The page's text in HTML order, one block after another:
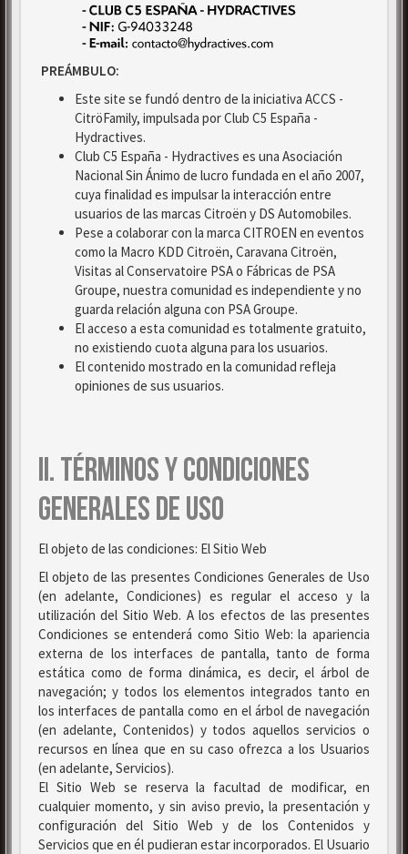
PREÁMBULO:
Este site se fundó dentro de la iniciativa ACCS -
CitröFamily, impulsada por Club C5 España -
Hydractives.
Club C5 España - Hydractives es una Asociación
Nacional Sin Ánimo de lucro fundada en el año 2007,
cuya finalidad es impulsar la interacción entre
usuarios de las marcas Citroën y DS Automobiles.
Pese a colaborar con la marca CITROEN en eventos
como la Macro KDD Citroën, Caravana Citroën,
Visitas al Conservatoire PSA o Fábricas de PSA
Groupe, nuestra comunidad es independiente y no
guarda relación alguna con PSA Groupe.
El acceso a esta comunidad es totalmente gratuito,
no existiendo cuota alguna para los usuarios.
El contenido mostrado en la comunidad refleja
opiniones de sus usuarios.
II. TÉRMINOS Y CONDICIONES
GENERALES DE USO
El objeto de las condiciones: El Sitio Web
El objeto de las presentes Condiciones Generales de Uso
(en adelante, Condiciones) es regular el acceso y la
utilización del Sitio Web. A los efectos de las presentes
Condiciones se entenderá como Sitio Web: la apariencia
externa de los interfaces de pantalla, tanto de forma
estática como de forma dinámica, es decir, el árbol de
navegación; y todos los elementos integrados tanto en
los interfaces de pantalla como en el árbol de navegación
(en adelante, Contenidos) y todos aquellos servicios o
recursos en línea que en su caso ofrezca a los Usuarios
(en adelante, Servicios).
El Sitio Web se reserva la facultad de modificar, en
cualquier momento, y sin aviso previo, la presentación y
configuración del Sitio Web y de los Contenidos y
Servicios que en él pudieran estar incorporados. El Usuario